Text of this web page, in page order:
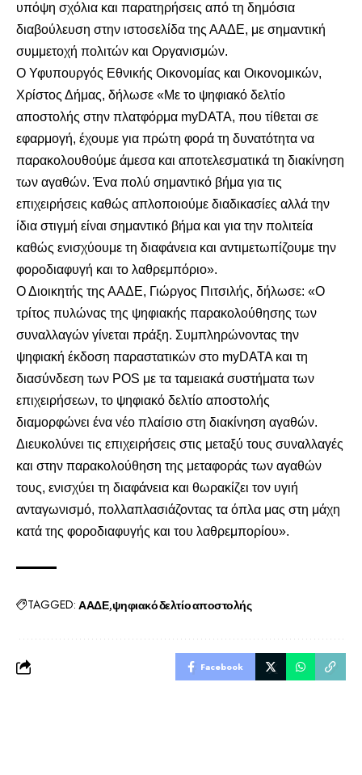
υπόψη σχόλια και παρατηρήσεις από τη δημόσια
διαβούλευση στην ιστοσελίδα της ΑΑΔΕ, με σημαντική
συμμετοχή πολιτών και Οργανισμών.
Ο Υφυπουργός Εθνικής Οικονομίας και Οικονομικών,
Χρίστος Δήμας, δήλωσε «Με το ψηφιακό δελτίο
αποστολής στην πλατφόρμα myDATA, που τίθεται σε
εφαρμογή, έχουμε για πρώτη φορά τη δυνατότητα να
παρακολουθούμε άμεσα και αποτελεσματικά τη διακίνηση
των αγαθών. Ένα πολύ σημαντικό βήμα για τις
επιχειρήσεις καθώς απλοποιούμε διαδικασίες αλλά την
ίδια στιγμή είναι σημαντικό βήμα και για την πολιτεία
καθώς ενισχύουμε τη διαφάνεια και αντιμετωπίζουμε την
φοροδιαφυγή και το λαθρεμπόριο».
Ο Διοικητής της ΑΑΔΕ, Γιώργος Πιτσιλής, δήλωσε: «Ο
τρίτος πυλώνας της ψηφιακής παρακολούθησης των
συναλλαγών γίνεται πράξη. Συμπληρώνοντας την
ψηφιακή έκδοση παραστατικών στο myDATA και τη
διασύνδεση των POS με τα ταμειακά συστήματα των
επιχειρήσεων, το ψηφιακό δελτίο αποστολής
διαμορφώνει ένα νέο πλαίσιο στη διακίνηση αγαθών.
Διευκολύνει τις επιχειρήσεις στις μεταξύ τους συναλλαγές
και στην παρακολούθηση της μεταφοράς των αγαθών
τους, ενισχύει τη διαφάνεια και θωρακίζει τον υγιή
ανταγωνισμό, πολλαπλασιάζοντας τα όπλα μας στη μάχη
κατά της φοροδιαφυγής και του λαθρεμπορίου».
TAGGED: ΑΑΔΕ ψηφιακό δελτίο αποστολής
Facebook